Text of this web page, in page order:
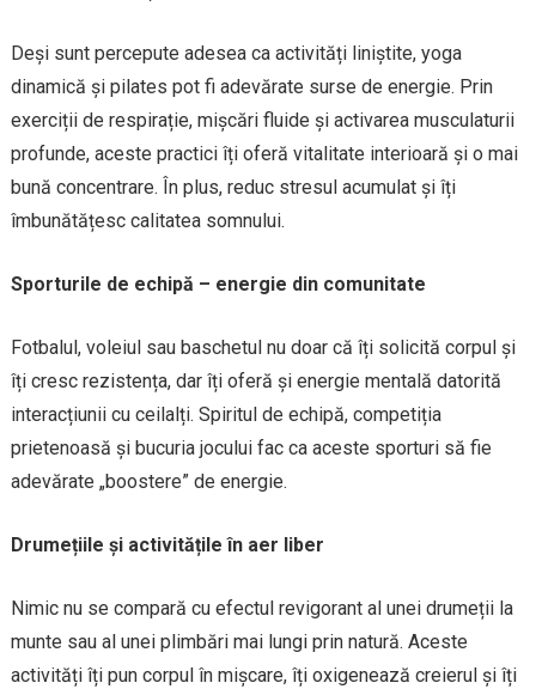
Deși sunt percepute adesea ca activități liniștite, yoga
dinamică și pilates pot fi adevărate surse de energie. Prin
exerciții de respirație, mișcări fluide și activarea musculaturii
profunde, aceste practici îți oferă vitalitate interioară și o mai
bună concentrare. În plus, reduc stresul acumulat și îți
îmbunătățesc calitatea somnului.
Sporturile de echipă – energie din comunitate
Fotbalul, voleiul sau baschetul nu doar că îți solicită corpul și
îți cresc rezistența, dar îți oferă și energie mentală datorită
interacțiunii cu ceilalți. Spiritul de echipă, competiția
prietenoasă și bucuria jocului fac ca aceste sporturi să fie
adevărate „boostere” de energie.
Drumețiile și activitățile în aer liber
Nimic nu se compară cu efectul revigorant al unei drumeții la
munte sau al unei plimbări mai lungi prin natură. Aceste
activități îți pun corpul în mișcare, îți oxigenează creierul și îți